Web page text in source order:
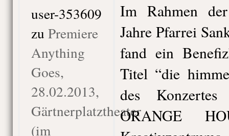
user-353609
zu Premiere
Anything
Goes,
28.02.2013,
Gärtnerplatztheater
(im
Im Rahmen
Jahre Pfarrei
fand ein
Titel “die
des
ORANGE